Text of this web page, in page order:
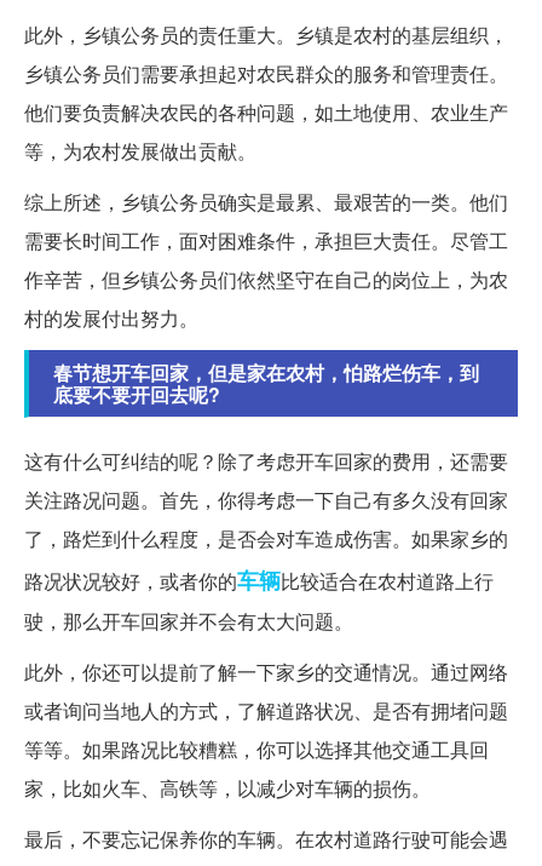
此外，乡镇公务员的责任重大。乡镇是农村的基层组织，
乡镇公务员们需要承担起对农民群众的服务和管理责任。
他们要负责解决农民的各种问题，如土地使用、农业生产
等，为农村发展做出贡献。
综上所述，乡镇公务员确实是最累、最艰苦的一类。他们
需要长时间工作，面对困难条件，承担巨大责任。尽管工
作辛苦，但乡镇公务员们依然坚守在自己的岗位上，为农
村的发展付出努力。
春节想开车回家，但是家在农村，怕路烂伤车，到
底要不要开回去呢?
这有什么可纠结的呢？除了考虑开车回家的费用，还需要
关注路况问题。首先，你得考虑一下自己有多久没有回家
了，路烂到什么程度，是否会对车造成伤害。如果家乡的
路况状况较好，或者你的车辆比较适合在农村道路上行
驶，那么开车回家并不会有太大问题。
此外，你还可以提前了解一下家乡的交通情况。通过网络
或者询问当地人的方式，了解道路状况、是否有拥堵问题
等等。如果路况比较糟糕，你可以选择其他交通工具回
家，比如火车、高铁等，以减少对车辆的损伤。
最后，不要忘记保养你的车辆。在农村道路行驶可能会遇